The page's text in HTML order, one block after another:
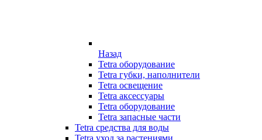
Назад
Tetra оборудование
Tetra губки, наполнители
Tetra освещение
Tetra аксессуары
Tetra оборудование
Tetra запасные части
Tetra средства для воды
Tetra уход за растениями